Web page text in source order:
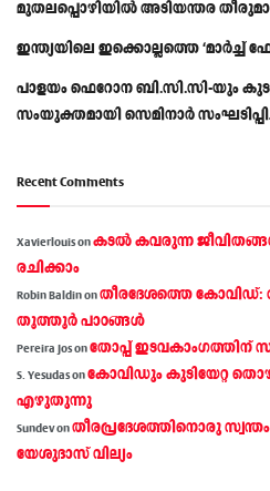
മുതലപ്പൊഴിയിൽ അടിയന്തര
ഇന്ത്യയിലെ ഇക്കൊല്ലത്തെ
പാളയം ഫെറോന ബി.സി.സി-യും
സംയുക്തമായി സെമിനാർ
Recent Comments
Xavierlouisonകടല്‍ കവരുന്ന
രചിക്കാം
Robin Baldinonതീരദേശത്തെ കോവിഡ്:
തൂത്തൂര്‍ പാഠങ്ങൾ
Pereira Josonതോപ്പ് ഇടവകാംഗത്തിന്
S. Yesudasonകോവിഡും കുടിയേറ്റ
എഴുതുന്നു
Sundevonതീരപ്രദേശത്തിനൊരു
യേശുദാസ് വില്യം